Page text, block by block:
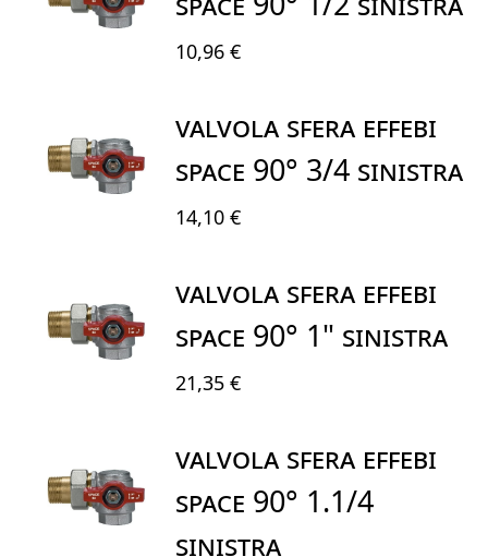
10,96 €
VALVOLA SFERA EFFEBI
SPACE 90° 3/4 SINISTRA
14,10 €
VALVOLA SFERA EFFEBI
SPACE 90° 1" SINISTRA
21,35 €
VALVOLA SFERA EFFEBI
SPACE 90° 1.1/4
SINISTRA